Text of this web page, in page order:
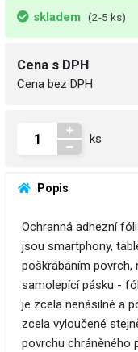
skladem (2-5 ks)
Cena s DPH
Cena bez DPH
ks
Popis
Ochranná adhezní
jsou smartphony,
poškrábáním povrch,
samolepící pásku -
je zcela nenásilné a
zcela vyloučené
povrchu chráněného